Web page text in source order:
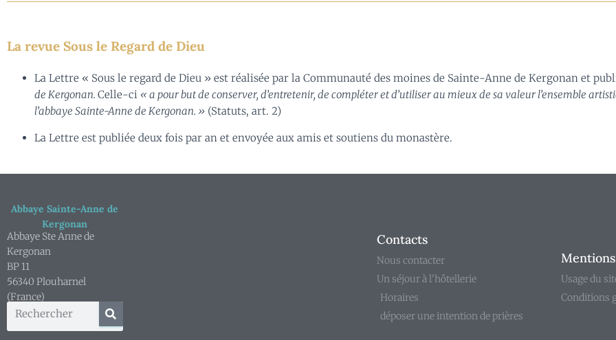
La revue Sous le Regard de Dieu
La Lettre « Sous le regard de Dieu » est réalisée par la Communauté des moines de Sainte-Anne de Kergonan et
de Kergonan. Celle-ci « a pour but de conserver, d’entretenir, de compléter et d’utiliser au mieux de sa valeur l’ensemble
l’abbaye Sainte-Anne de Kergonan. » (Statuts, art. 2)
La Lettre est publiée deux fois par an et envoyée aux amis et soutiens du monastère.
Abbaye Sainte-Anne de
Kergonan
Abbaye Ste Anne de
Kergonan
BP 11
56340 Plouharnel
(France)
Contacts
Nous contacter
Un séjour à l'hôtellerie
Horaires
déposer une intention de prières
Usage du
Conditions